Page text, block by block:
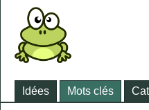
Idées Mots clés